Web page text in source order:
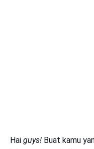
Hai guys! Buat kamu